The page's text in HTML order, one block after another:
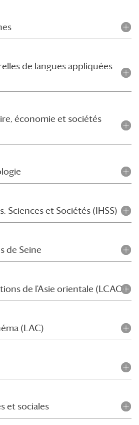
de langues appliquées
économie et sociétés
Sciences et Sociétés (IHSS)
de Seine
de l'Asie orientale (LCAO)
(LAC)
et sociales